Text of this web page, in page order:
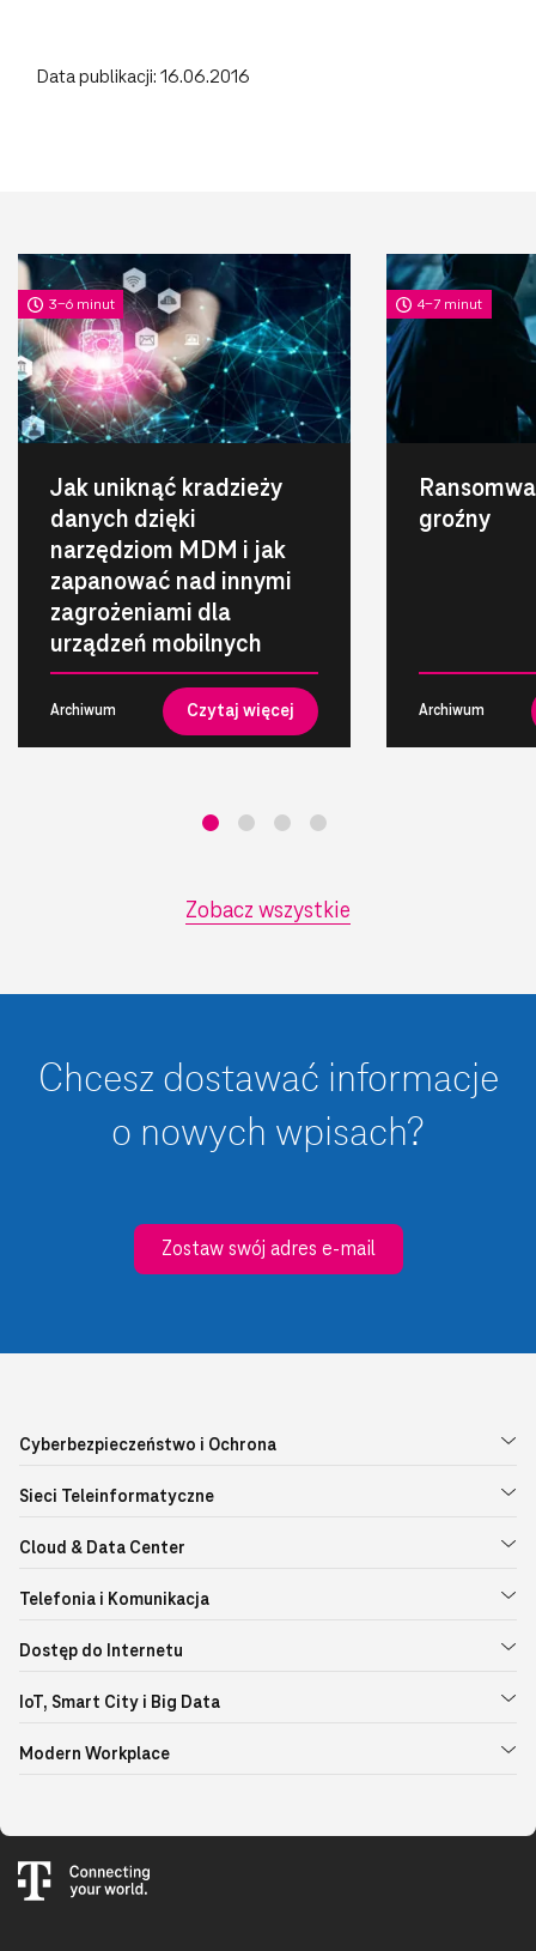
Data publikacji: 16.06.2016
3-6 minut
Jak uniknąć kradzieży
danych dzięki
narzędziom MDM i jak
zapanować nad innymi
zagrożeniami dla
urządzeń mobilnych
Archiwum Czytaj więcej
4-7 minut
groźny
Archiwum
Zobacz wszystkie
Chcesz dostawać informacje
o nowych wpisach?
Zostaw swój adres e-mail
Cyberbezpieczeństwo i Ochrona
Sieci Teleinformatyczne
Cloud & Data Center
Telefonia i Komunikacja
Dostęp do Internetu
IoT, Smart City i Big Data
Modern Workplace